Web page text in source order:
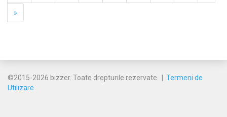
»
©2015-2026 bizzer. Toate drepturile rezervate. | Termeni de
Utilizare